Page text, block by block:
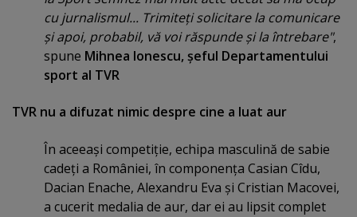
cu jurnalismul... Trimiteţi solicitare la comunicare
şi apoi, probabil, vă voi răspunde şi la întrebare",
spune Mihnea Ionescu, şeful Departamentului
sport al TVR
TVR nu a difuzat nimic despre cine a luat aur
În aceeaşi competiţie, echipa masculină de sabie
cadeţi a României, în componenţa Casian Cîdu,
Dacian Enache, Alexandru Eva şi Cristian Macovei,
a cucerit medalia de aur, dar ei au lipsit complet